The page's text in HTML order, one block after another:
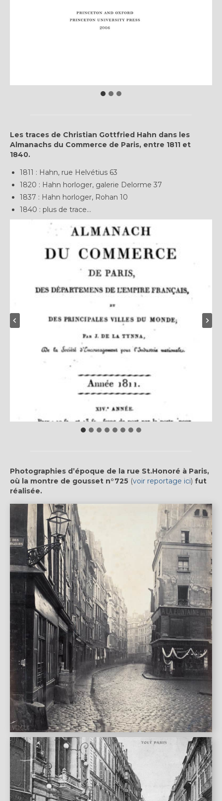
Les traces de Christian Gottfried Hahn dans les
Almanachs du Commerce de Paris, entre 1811 et
1840.
1811 : Hahn, rue Helvétius 63
1820 : Hahn horloger, galerie Delorme 37
1837 : Hahn horloger, Rohan 10
1840 : plus de trace…
Photographies d’époque de la rue St.Honoré à Paris,
où la montre de gousset n°725 (voir reportage ici) fut
réalisée.